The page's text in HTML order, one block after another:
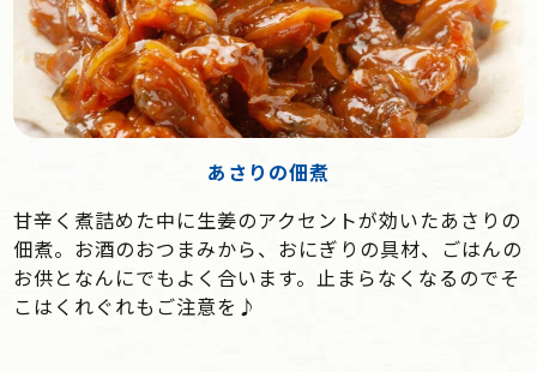
あさりの佃煮
甘辛く煮詰めた中に生姜のアクセントが効いたあさりの
佃煮。お酒のおつまみから、おにぎりの具材、ごはんの
お供となんにでもよく合います。止まらなくなるのでそ
こはくれぐれもご注意を♪